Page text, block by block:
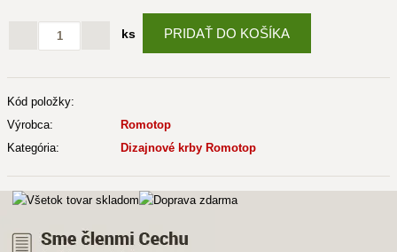
ks PRIDAŤ DO KOŠÍKA
Kód položky:
Výrobca:
Romotop
Kategória:
Dizajnové krby Romotop